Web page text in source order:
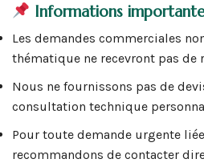
Informations
Les demandes commerciales
thématique ne recevront pas de
Nous ne fournissons pas de
consultation technique
Pour toute demande urgente
recommandons de contacter